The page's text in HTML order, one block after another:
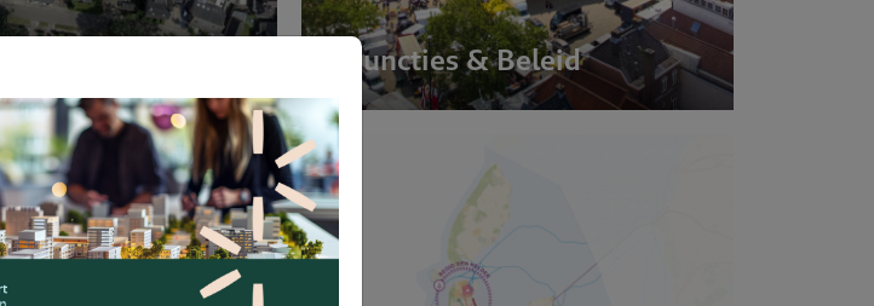
Functies & Beleid